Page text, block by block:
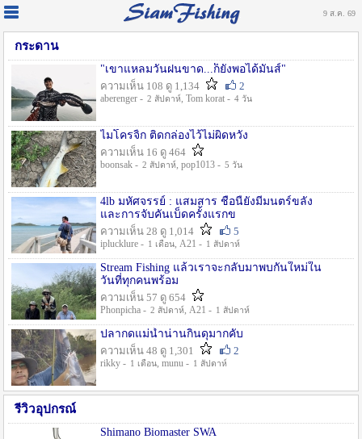
9 ส.ค. 69
กระดาน
"เขาแหลมวันฝนขาด...ก็ยังพอได้มันส์"
ความเห็น 108 ดู 1,134
2
aberenger - 2 สัปดาห์, Tom korat - 4 วัน
ไมโครจิ้ก ติดกล่องไว้ไม่ผิดหวัง
ความเห็น 16 ดู 464
boonsak - 2 สัปดาห์, pop1013 - 5 วัน
4lb มหัศจรรย์ : แสมสาร ชื่อนี้ยังมีมนตร์ขลัง
และการจับคันเบ็ดครั้งแรกข
ความเห็น 28 ดู 1,014
5
iplucklure - 1 เดือน, A21 - 1 สัปดาห์
Stream Fishing แล้วเราจะกลับมาพบกันใหม่ใน
วันที่ทุกคนพร้อม
ความเห็น 57 ดู 654
Phonpicha - 2 สัปดาห์, A21 - 1 สัปดาห์
ปลากดแม่น้ำน่านกินดุมากคับ
ความเห็น 48 ดู 1,301
2
rikky - 1 เดือน, munu - 1 สัปดาห์
รีวิวอุปกรณ์
Shimano Biomaster SWA